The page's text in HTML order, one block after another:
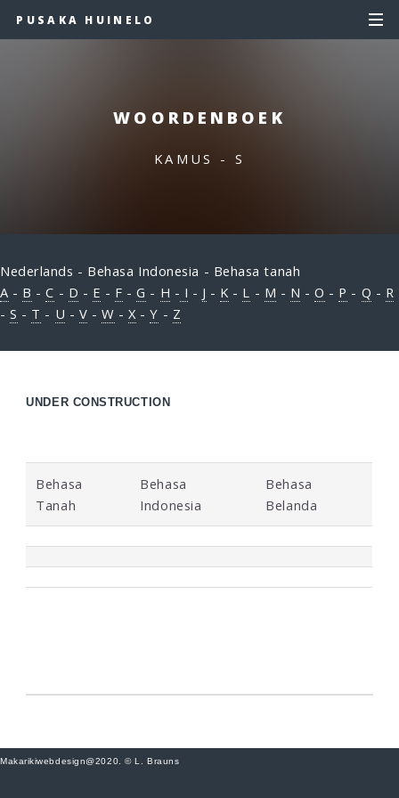
PUSAKA HUINELO
WOORDENBOEK
KAMUS - S
Nederlands - Behasa Indonesia - Behasa tanah
A - B -C - D - E - F -G - H - I - J - K - L - M - N -O - P - Q - R
-S - T - U - V - W -X-Y - Z
UNDER CONSTRUCTION
Behasa
Tanah
Behasa
Indonesia
Behasa
Belanda
Makarikiwebdesign@2020. © L. Brauns